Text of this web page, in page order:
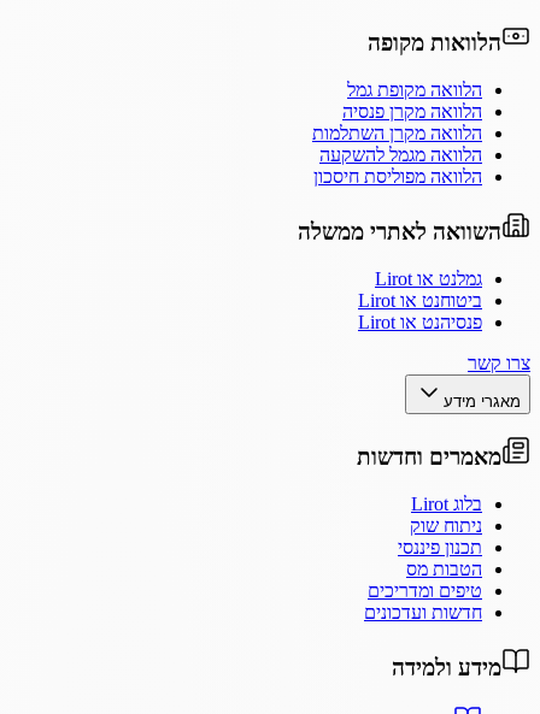
הלוואות מקופה
הלוואה מקופת גמל
הלוואה מקרן פנסיה
הלוואה מקרן השתלמות
הלוואה מגמל להשקעה
הלוואה מפוליסת חיסכון
השוואה לאתרי ממשלה
גמלנט או Lirot
ביטוחנט או Lirot
פנסיהנט או Lirot
צרו קשר
מאגרי מידע
מאמרים וחדשות
בלוג Lirot
ניתוח שוק
תכנון פיננסי
הטבות מס
טיפים ומדריכים
חדשות ועדכונים
מידע ולמידה